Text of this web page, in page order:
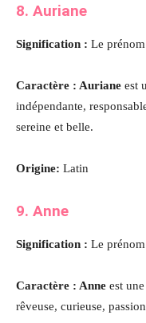
8. Auriane
Signification : Le prénom
Caractère : Auriane est
indépendante,
sereine et belle.
Origine: Latin
9. Anne
Signification : Le prénom
Caractère : Anne est
rêveuse, curieuse,